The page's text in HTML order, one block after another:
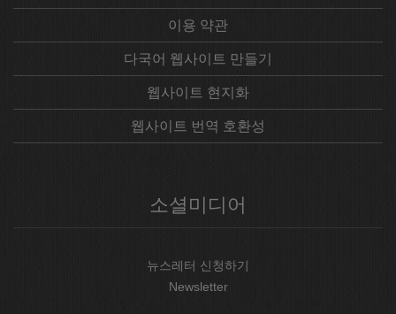
이용 약관
다국어 웹사이트 만들기
웹사이트 현지화
웹사이트 번역 호환성
소셜미디어
뉴스레터 신청하기
Newsletter